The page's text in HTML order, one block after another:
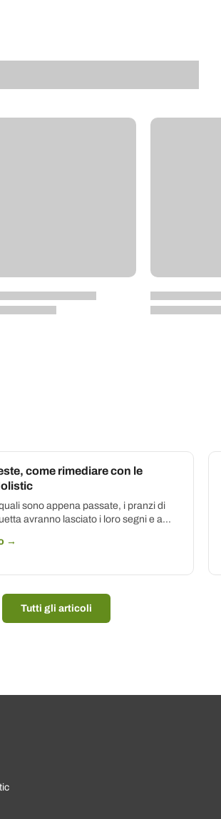
come rimediare con le
sono appena passate, i pranzi di
avranno lasciato i loro segni e a...
→
Tutti gli articoli